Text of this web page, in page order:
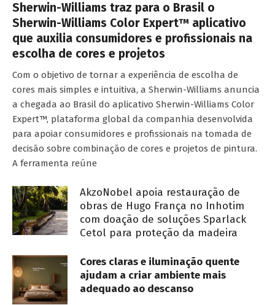
Sherwin-Williams traz para o Brasil o
Sherwin-Williams Color Expert™ aplicativo
que auxilia consumidores e profissionais na
escolha de cores e projetos
Com o objetivo de tornar a experiência de escolha de
cores mais simples e intuitiva, a Sherwin-Williams anuncia
a chegada ao Brasil do aplicativo Sherwin-Williams Color
Expert™, plataforma global da companhia desenvolvida
para apoiar consumidores e profissionais na tomada de
decisão sobre combinação de cores e projetos de pintura.
A ferramenta reúne
AkzoNobel apoia restauração de
obras de Hugo França no Inhotim
com doação de soluções Sparlack
Cetol para proteção da madeira
Cores claras e iluminação quente
ajudam a criar ambiente mais
adequado ao descanso